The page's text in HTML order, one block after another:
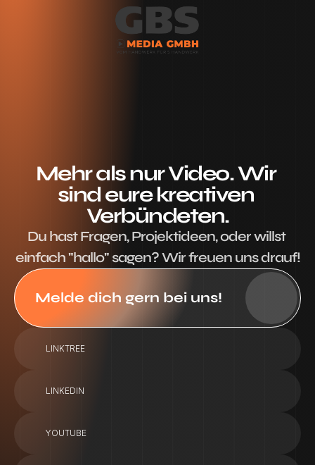
Mehr als nur Video. Wir
sind eure kreativen
Verbündeten.
Du hast Fragen, Projektideen, oder willst
einfach "hallo" sagen? Wir freuen uns drauf!
Melde dich gern bei uns!
LINKTREE
LINKEDIN
YOUTUBE